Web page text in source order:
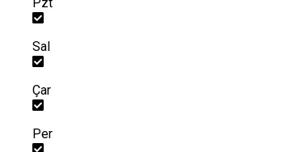
Sal
Çar
Per